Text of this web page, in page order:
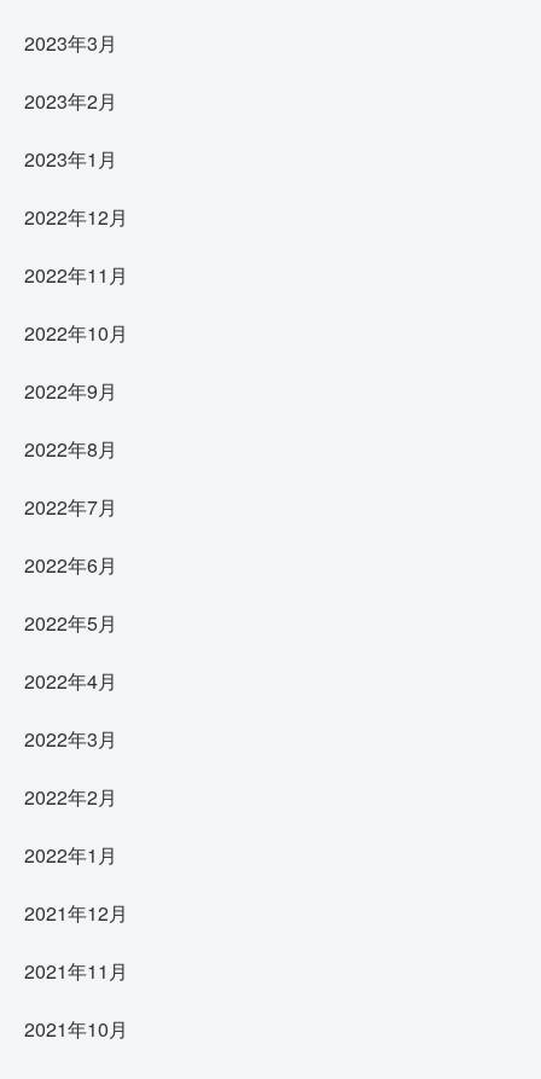
2023年3月
2023年2月
2023年1月
2022年12月
2022年11月
2022年10月
2022年9月
2022年8月
2022年7月
2022年6月
2022年5月
2022年4月
2022年3月
2022年2月
2022年1月
2021年12月
2021年11月
2021年10月